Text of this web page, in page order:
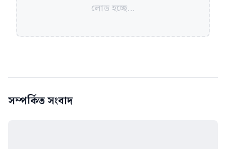
লোড হচ্ছে...
সম্পর্কিত সংবাদ